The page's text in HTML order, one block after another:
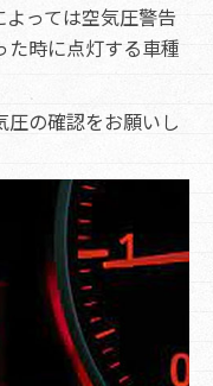
っては空気圧警告
た時に点灯する車種
の確認をお願いし